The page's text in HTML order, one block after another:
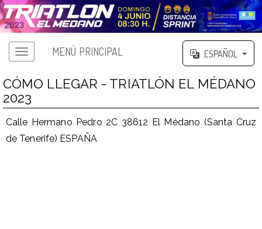
MENÚ PRINCIPAL ESPAÑOL
CÓMO LLEGAR - TRIATLÓN EL MÉDANO
2023
Calle Hermano Pedro 2C 38612 El Médano (Santa Cruz
de Tenerife) ESPAÑA